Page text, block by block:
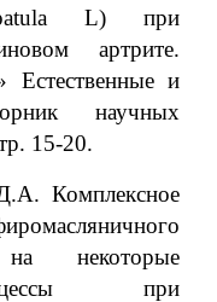
patula L) при
артрите.
Естественные и
научных
15-20.
Комплексное
на некоторые
при